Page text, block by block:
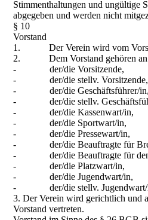
Stimmenthaltungen und ungültige
abgegeben und werden nicht
§ 10
Vorstand
1. Der Verein wird vom
2. Dem Vorstand gehören
- der/die Vorsitzende,
- der/die stellv. Vorsitzende,
- der/die Geschäftsführer/in,
- der/die stellv.
- der/die Kassenwart/in,
- der/die Sportwart/in,
- der/die Pressewart/in,
- der/die Beauftragte für
- der/die Beauftragte für den
- der/die Platzwart/in,
- der/die
- der/die stellv. Jugendwart/
3. Der Verein wird gerichtlich und
Vorstand vertreten.